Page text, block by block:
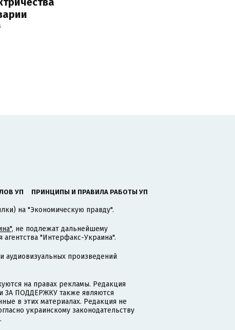
УП ПРИНЦИПЫ И ПРАВИЛА РАБОТЫ УП
на "Экономическую правду".
, не подлежат дальнейшему
"Интерфакс-Украина".
аудиовизуальных произведений
на правах рекламы. Редакция
ЗА ПОДДЕРЖКУ также являются
в этих материалах. Редакция не
украинскому законодательству